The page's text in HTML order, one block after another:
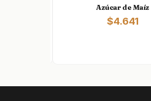
Azúcar de Maíz
$4.641